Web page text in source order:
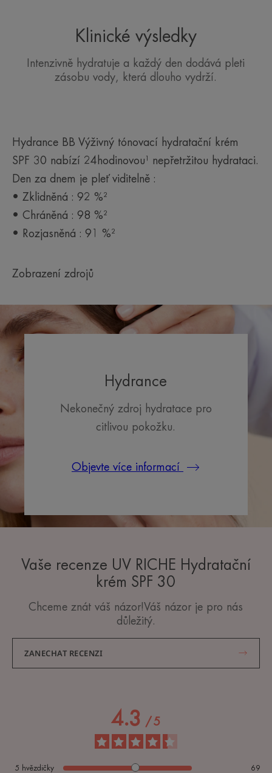
Klinické výsledky
Intenzivně hydratuje a každý den dodává pleti
zásobu vody, která dlouho vydrží.
Hydrance BB Výživný tónovací hydratační krém
SPF 30 nabízí 24hodinovou¹ nepřetržitou hydrataci.
Den za dnem je pleť viditelně :
• Zklidněná : 92 %²
• Chráněná : 98 %²
• Rozjasněná : 91 %²
Zobrazení zdrojů
Hydrance
Nekonečný zdroj hydratace pro
citlivou pokožku.
Objevte více informací
Vaše recenze UV RICHE Hydratační
krém SPF 30
Chceme znát váš názor!Váš názor je pro nás
důležitý.
ZANECHAT RECENZI
4.3 / 5
5 hvězdičky
69